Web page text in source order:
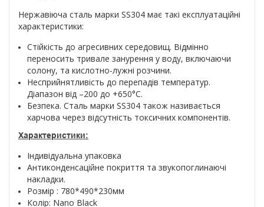
Нержавіюча сталь марки SS304 має такі експлуатаційні
характеристики:
Стійкість до агресивних середовищ. Відмінно
переносить тривале занурення у воду, включаючи
солону, та кислотно-лужні розчини.
Несприйнятливість до перепадів температур.
Діапазон від –200 до +650°С.
Безпека. Сталь марки SS304 також називається
харчова через відсутність токсичних компонентів.
Характеристики:
Індивідуальна упаковка
Антиконденсаційне покриття та звукопоглинаючі
накладки.
Розмір : 780*490*230мм
Колір: Nano Black